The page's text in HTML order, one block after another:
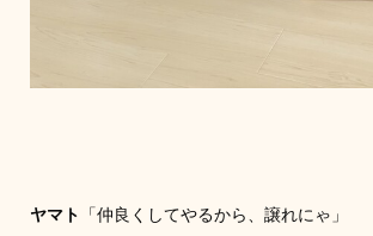
ヤマト 「仲良くしてやるから、譲れにゃ」